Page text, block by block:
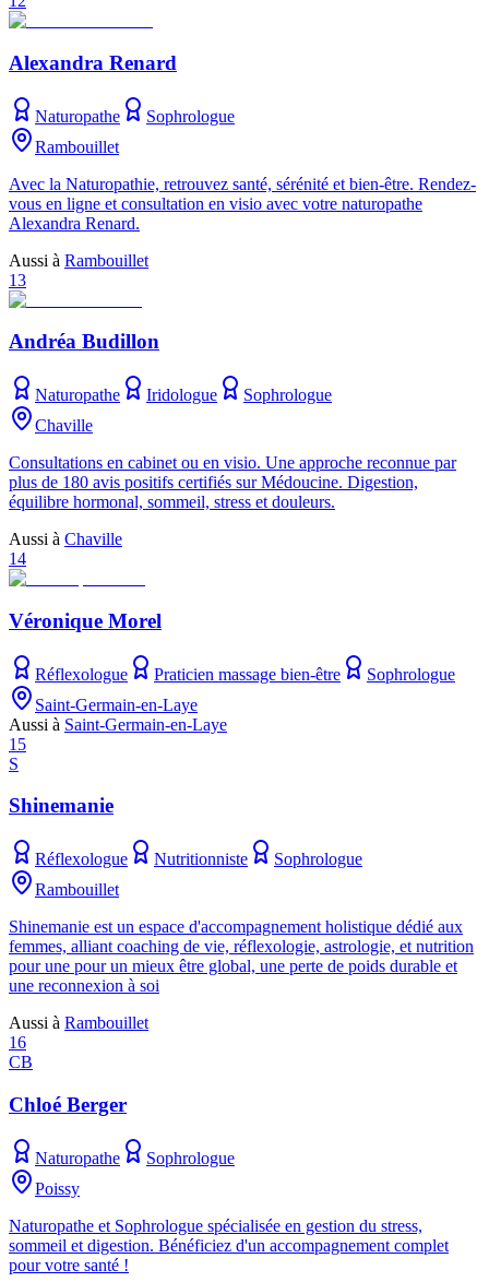
Alexandra Renard
Naturopathe
Sophrologue
Rambouillet
Avec la Naturopathie, retrouvez santé, sérénité et bien-être. Rendez-
vous en ligne et consultation en visio avec votre naturopathe
Alexandra Renard.
Aussi à Rambouillet
13
Andréa Budillon
Naturopathe Iridologue
Sophrologue
Chaville
Consultations en cabinet ou en visio. Une approche reconnue par
plus de 180 avis positifs certifiés sur Médoucine. Digestion,
équilibre hormonal, sommeil, stress et douleurs.
Aussi à Chaville
14
Véronique Morel
Réflexologue Praticien massage bien-être
Sophrologue
Saint-Germain-en-Laye
Aussi à Saint-Germain-en-Laye
15
S
Shinemanie
Réflexologue Nutritionniste
Sophrologue
Rambouillet
Shinemanie est un espace d'accompagnement holistique dédié aux
femmes, alliant coaching de vie, réflexologie, astrologie, et nutrition
pour une pour un mieux être global, une perte de poids durable et
une reconnexion à soi
Aussi à Rambouillet
16
CB
Chloé Berger
Naturopathe
Sophrologue
Poissy
Naturopathe et Sophrologue spécialisée en gestion du stress,
sommeil et digestion. Bénéficiez d'un accompagnement complet
pour votre santé !